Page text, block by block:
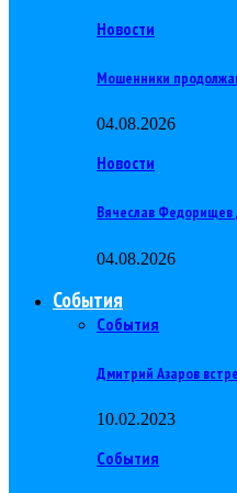
Новости
Мошенники
04.08.2026
Новости
Вячеслав Федорищев
04.08.2026
События
События
Дмитрий Азаров
10.02.2023
События